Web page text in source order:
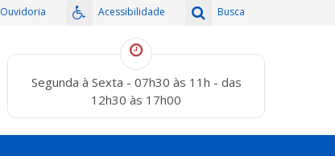
Busca
Acessibilidade
Ouvidoria
Segunda à Sexta - 07h30 às 11h - das
12h30 às 17h00